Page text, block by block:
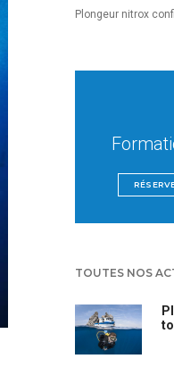
Plongeur nitrox
TOUTES NOS